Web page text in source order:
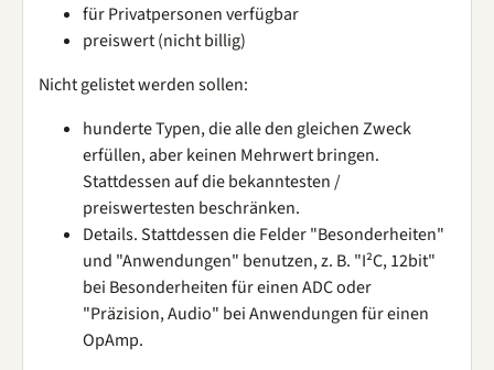
für Privatpersonen verfügbar
preiswert (nicht billig)
Nicht gelistet werden sollen:
hunderte Typen, die alle den gleichen Zweck
erfüllen, aber keinen Mehrwert bringen.
Stattdessen auf die bekanntesten /
preiswertesten beschränken.
Details. Stattdessen die Felder "Besonderheiten"
und "Anwendungen" benutzen, z. B. "I²C, 12bit"
bei Besonderheiten für einen ADC oder
"Präzision, Audio" bei Anwendungen für einen
OpAmp.